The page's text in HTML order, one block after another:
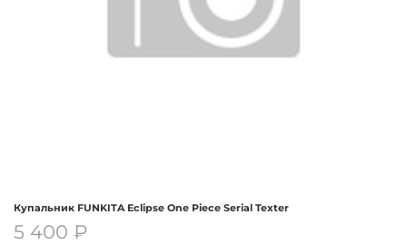
Купальник FUNKITA Eclipse One Piece Serial Texter
5 400 ₽